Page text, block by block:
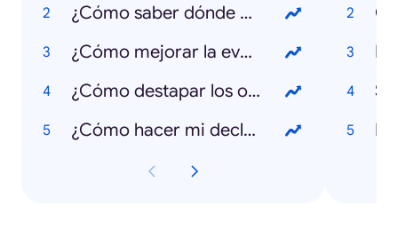
¿Cómo saber dónde hay gasolina?
¿Cómo mejorar la evaluación en el aula?
¿Cómo destapar los oídos?
¿Cómo hacer mi declaración anual?